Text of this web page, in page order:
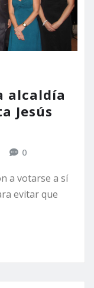
alcaldía
Jesús
0
a votarse a sí
evitar que